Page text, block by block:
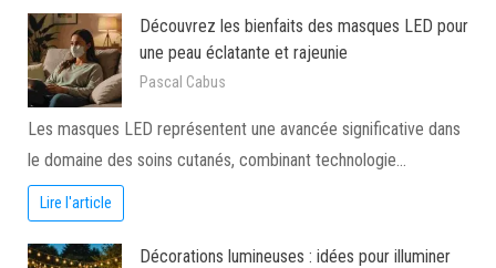
Découvrez les bienfaits des masques LED pour
une peau éclatante et rajeunie
Pascal Cabus
Les masques LED représentent une avancée significative dans
le domaine des soins cutanés, combinant technologie…
Lire l'article
Décorations lumineuses : idées pour illuminer